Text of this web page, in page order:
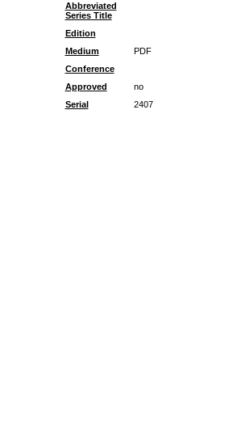
Abbreviated
Series Title
Edition
Medium
PDF
Conference
Approved
no
Serial
2407